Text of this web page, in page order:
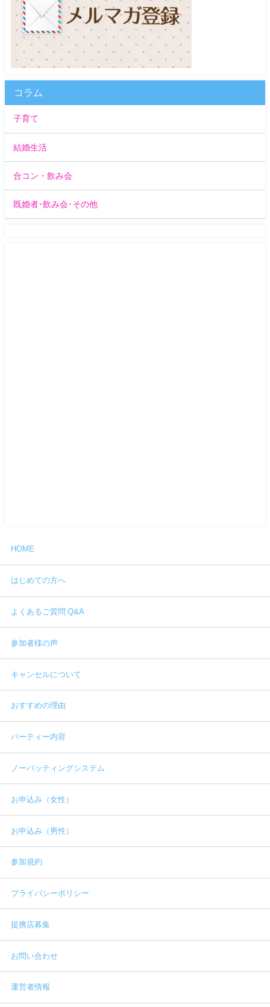
コラム
子育て
結婚生活
合コン・飲み会
既婚者･飲み会･その他
HOME
はじめての方へ
よくあるご質問 Q&A
参加者様の声
キャンセルについて
おすすめの理由
パーティー内容
ノーバッティングシステム
お申込み（女性）
お申込み（男性）
参加規約
プライバシーポリシー
提携店募集
お問い合わせ
運営者情報